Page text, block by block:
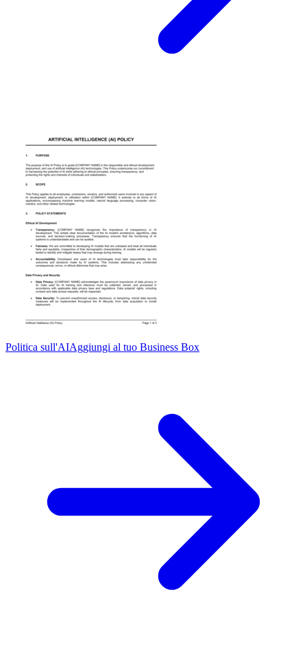
Politica sull'AIAggiungi al tuo Business Box